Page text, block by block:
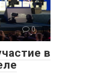
0
в